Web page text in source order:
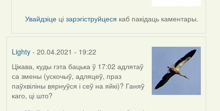
Feather
Увайдзіце цізарэгіструйцеся каб пакідаць каментары.
Lighty- 20.04.2021 - 19:22
Цікава, куды гэта бацька ў 17:02 адлятаў
са змены (ускочыў, адляцеў, праз
паўхвіліны вярнуўся і сеў на яйкі)? Ганяў
каго, ці што?